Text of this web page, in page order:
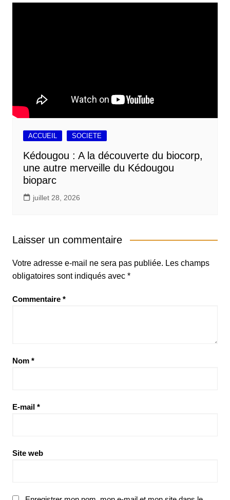
ACCUEIL SOCIETE
Kédougou : A la découverte du biocorp,
une autre merveille du Kédougou
bioparc
juillet 28, 2026
Laisser un commentaire
Votre adresse e-mail ne sera pas publiée. Les champs
obligatoires sont indiqués avec *
Commentaire *
Nom *
E-mail *
Site web